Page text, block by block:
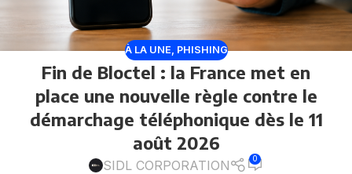
À LA UNE, PHISHING
Fin de Bloctel : la France met en
place une nouvelle règle contre le
démarchage téléphonique dès le 11
août 2026
SIDL CORPORATION 0